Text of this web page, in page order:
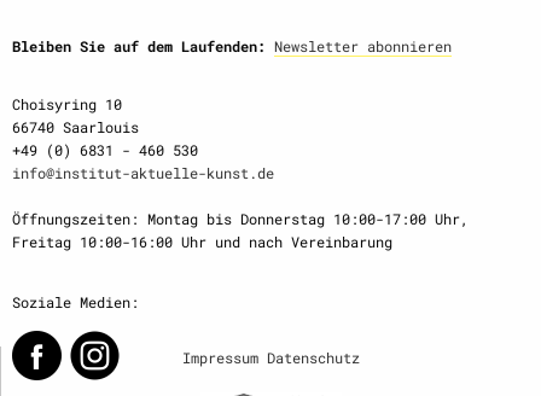
Bleiben Sie auf dem Laufenden: Newsletter abonnieren
Choisyring 10
66740 Saarlouis
+49 (0) 6831 - 460 530
info@institut-aktuelle-kunst.de
Öffnungszeiten: Montag bis Donnerstag 10:00-17:00 Uhr,
Freitag 10:00-16:00 Uhr und nach Vereinbarung
Soziale Medien:
Impressum Datenschutz